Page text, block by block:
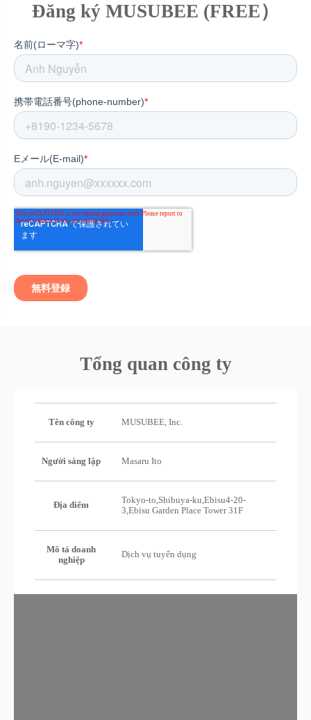
Đăng ký MUSUBEE (FREE）
Tổng quan công ty
Tên công ty MUSUBEE, Inc.
Người sáng lập Masaru Ito
Địa điểm
Tokyo-to,Shibuya-ku,Ebisu4-20-
3,Ebisu Garden Place Tower 31F
Mô tả doanh
nghiệp
Dịch vụ tuyển dụng